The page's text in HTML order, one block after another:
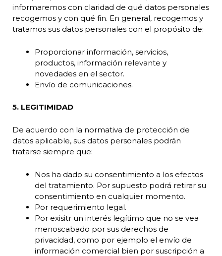
informaremos con claridad de qué datos personales
recogemos y con qué fin. En general, recogemos y
tratamos sus datos personales con el propósito de:
Proporcionar información, servicios,
productos, información relevante y
novedades en el sector.
Envío de comunicaciones.
5. LEGITIMIDAD
De acuerdo con la normativa de protección de
datos aplicable, sus datos personales podrán
tratarse siempre que:
Nos ha dado su consentimiento a los efectos
del tratamiento. Por supuesto podrá retirar su
consentimiento en cualquier momento.
Por requerimiento legal.
Por exisitr un interés legítimo que no se vea
menoscabado por sus derechos de
privacidad, como por ejemplo el envío de
información comercial bien por suscripción a